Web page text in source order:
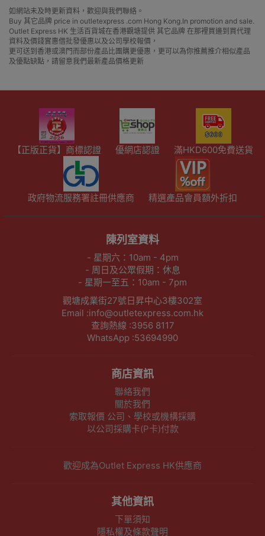
如網站未及時更新資料，歡迎與我們聯絡。
Buy 其它品牌 price in outletexpress .com Hong Kong.In promotion and sale.
Outlet Express HK 生活百貨城在香港觀塘提供 其它品牌 在那裡買邊到買代理
資料及價錢實惠借批發優惠以及公司學校報價，
更可送到香港或澳門而部份產品比團購更優惠，更可以為你推薦推介相似產品
及優點缺點，請留意我們最新產品價格更新
【正版正貨】商標認證 優網店認證 滿HKD600免費送貨
政府物流服務署註冊供應商 精選產品會員額外折扣
陳列室資料
- 星期六：10am - 4pm
- 周日及公眾假期：休息
- 星期一至五：10am - 7pm
觀塘成業街27號日昇中心3樓302室
Email :info@outletexpress.com.hk
查詢熱線 :3956 8117
WhatsApp :53694990
商店資訊
聯絡我們
關於我們
索取報價 公司、學校或機構採購
以公司採購卡(P卡)付款
歡迎成為Outlet Express HK供應商
其他資訊
下單須知
隱私權及條款聲明